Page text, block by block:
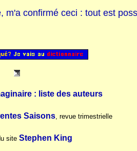
confirmé ceci : tout est
: liste des auteurs
Saisons, revue trimestrielle
site Stephen King